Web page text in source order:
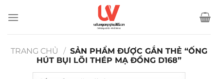
qua
TRANG CHỦ
/ SẢN PHẨM ĐƯỢC GẮN THẺ “ỐNG
HÚT BỤI LÕI THÉP MẠ ĐỒNG D168”